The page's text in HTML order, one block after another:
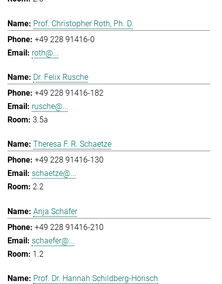
Prof. Christopher Roth, Ph. D.
+49 228 91416-0
roth@...
Dr. Felix Rusche
+49 228 91416-182
rusche@...
3.5a
Theresa F. R. Schaetze
+49 228 91416-130
schaetze@...
2.2
Anja Schäfer
+49 228 91416-210
schaefer@...
1.2
Prof. Dr. Hannah Schildberg-Hörisch